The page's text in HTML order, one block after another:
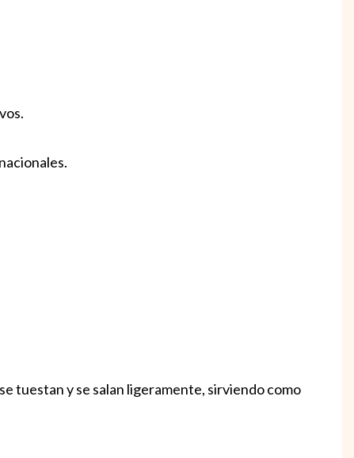
tuestan y se salan ligeramente, sirviendo como